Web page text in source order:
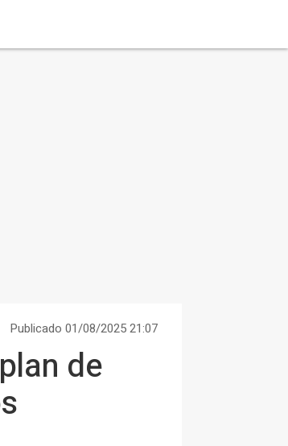
Publicado 01/08/2025 21:07
de